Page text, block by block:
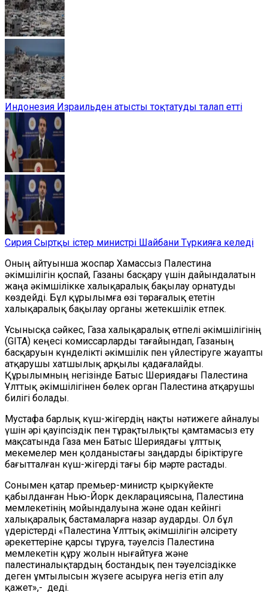
Индонезия Израильден атысты тоқтатуды талап етті
Сирия Сыртқы істер министрі Шайбани Түркияға келеді
Оның айтуынша жоспар Хамассыз Палестина
әкімшілігін қоспай, Газаны басқару үшін дайындалатын
жаңа әкімшілікке халықаралық бақылау орнатуды
көздейді. Бұл құрылымға өзі төрағалық ететін
халықаралық бақылау органы жетекшілік етпек.
Ұсынысқа сәйкес, Газа халықаралық өтпелі әкімшілігінің
(GITA) кеңесі комиссарларды тағайындап, Газаның
басқаруын күнделікті әкімшілік пен үйлестіруге жауапты
атқарушы хатшылық арқылы қадағалайды.
Құрылымның негізінде Батыс Шериядағы Палестина
Ұлттық әкімшілігінен бөлек орган Палестина атқарушы
билігі болады.
Мустафа барлық күш-жігердің нақты нәтижеге айналуы
үшін әрі қауіпсіздік пен тұрақтылықты қамтамасыз ету
мақсатында Газа мен Батыс Шериядағы ұлттық
мекемелер мен қолданыстағы заңдарды біріктіруге
бағытталған күш-жігерді тағы бір мәрте растады.
Сонымен қатар премьер-министр қыркүйекте
қабылданған Нью-Йорк декларациясына, Палестина
мемлекетінің мойындалуына және одан кейінгі
халықаралық бастамаларға назар аударды. Ол бұл
үдерістерді «Палестина Ұлттық әкімшілігін әлсірету
әрекеттеріне қарсы тұруға, тәуелсіз Палестина
мемлекетін құру жолын нығайтуға және
палестиналықтардың бостандық пен тәуелсіздікке
деген ұмтылысын жүзеге асыруға негіз етіп алу
қажет»,- деді.